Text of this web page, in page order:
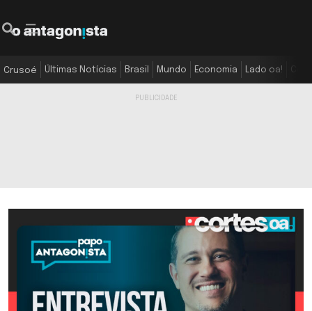
Crusoé Últimas Notícias Brasil Mundo Economia Lado oa!